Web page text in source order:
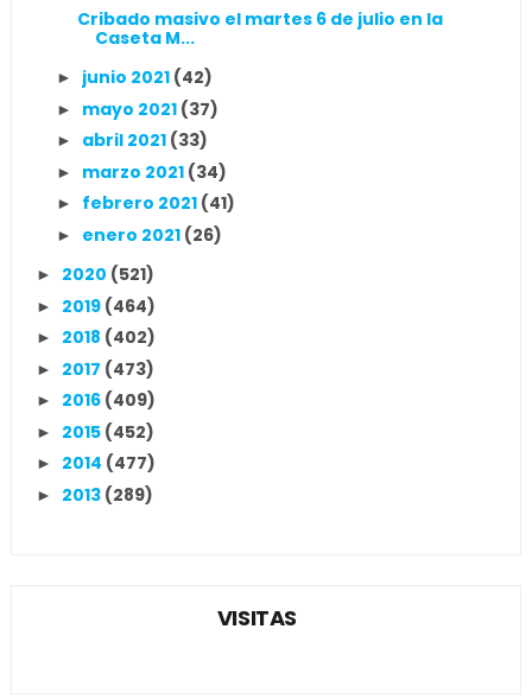
Cribado masivo el martes 6 de julio en la
Caseta M...
► junio 2021 (42)
► mayo 2021 (37)
► abril 2021 (33)
► marzo 2021 (34)
► febrero 2021 (41)
► enero 2021 (26)
► 2020 (521)
► 2019 (464)
► 2018 (402)
► 2017 (473)
► 2016 (409)
► 2015 (452)
► 2014 (477)
► 2013 (289)
VISITAS